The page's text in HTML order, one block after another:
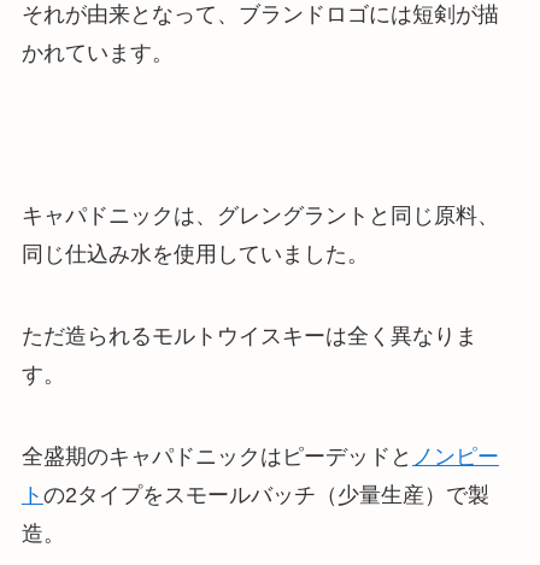
それが由来となって、ブランドロゴには短剣が描
かれています。
キャパドニックは、
グレングラントと同じ原料、
同じ仕込み水を使用 していました。
ただ造られるモルトウイスキーは全く異なりま
す。
全盛期のキャパドニックはピーデッドと ノンピー
ト の2タイプをスモールバッチ（少量生産）で製
造。